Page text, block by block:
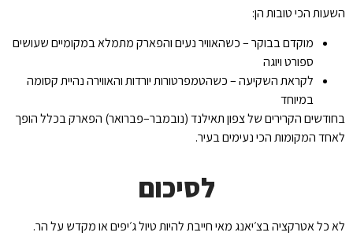
השעות הכי טובות הן:
מוקדם בבוקר – כשהאוויר נעים והפארק מתמלא במקומיים שעושים
ספורט ויוגה
לקראת השקיעה – כשהטמפרטורות יורדות והאווירה נהיית קסומה
במיוחד
בחודשים הקרירים של צפון תאילנד (נובמבר–פברואר) הפארק בכלל הופך
לאחד המקומות הכי נעימים בעיר.
לסיכום
לא כל אטרקציה בצ׳יאנג מאי חייבת להיות טיול ג׳יפים או מקדש על הר.